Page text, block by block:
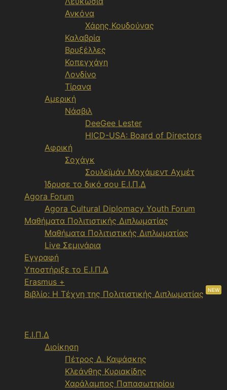
Ανκόνα
Χάρης Κουδούνας
Καλαβρία
Βρυξέλλες
Κοπεγχάγη
Λονδίνο
Τίρανα
Αμερική
Νάσβιλ
DeeGee Lester
HICD-USA: Board of Directors
Αφρική
Σοχάγκ
Σουλεϊμάν Μοχάμεντ Αχμέτ
Ίδρυσε το δικό σου Ε.Ι.Π.Δ
Agora Forum
Agora Cultural Diplomacy Youth Forum
Μαθήματα Πολιτιστικής Διπλωματίας
Μαθήματα Πολιτιστικής Διπλωματίας
Live Σεμινάρια
Εγγραφή
Υποστήριξε το Ε.Ι.Π.Δ
Erasmus +
Βιβλίο: Η Τέχνη της Πολιτιστικής Διπλωματίας
NEW
Ε.Ι.Π.Δ
Διοίκηση
Πέτρος Δ. Καψάσκης
Κλεάνθης Κυριακίδης
Χαράλαμπος Παπασωτηρίου